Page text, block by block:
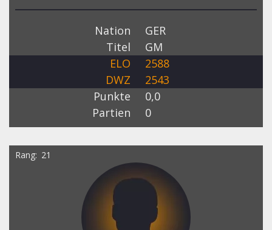
Nation
GER
Titel
GM
ELO
2588
DWZ
2543
Punkte
0,0
Partien
0
Rang 21